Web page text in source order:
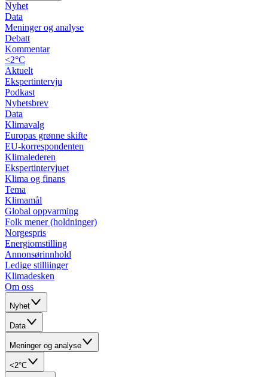
Nyhet
Data
Meninger og analyse
Debatt
Kommentar
<2°C
Aktuelt
Ekspertintervju
Podkast
Nyhetsbrev
Data
Klimavalg
Europas grønne skifte
EU-korrespondenten
Klimalederen
Ekspertintervjuet
Klima og finans
Tema
Klimamål
Global oppvarming
Folk mener (holdninger)
Norgespris
Energiomstilling
Annonsørinnhold
Ledige stilliinger
Klimadesken
Om oss
Nyhet
Data
Meninger og analyse
<2°C